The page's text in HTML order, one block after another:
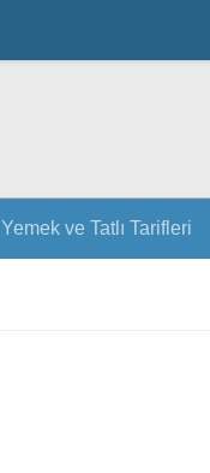
Yemek ve Tatlı Tarifleri